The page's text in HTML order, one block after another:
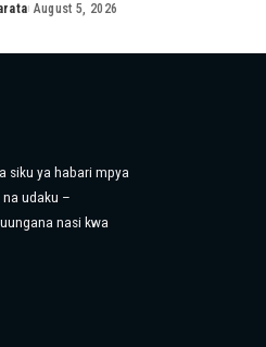
August 5, 2026
siku ya habari mpya
na udaku –
nasi kwa